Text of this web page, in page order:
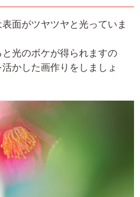
面がツヤツヤと光っていま
光のボケが得られますの
かした画作りをしましょ